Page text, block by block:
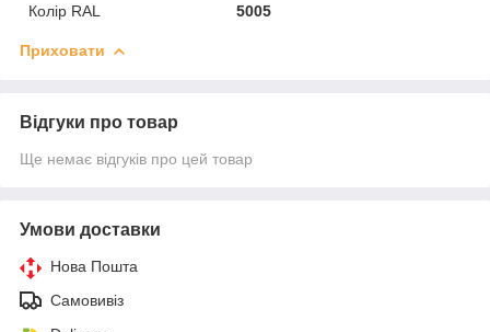
Колір RAL
5005
Приховати
Відгуки про товар
Ще немає відгуків про цей товар
Умови доставки
Нова Пошта
Самовивіз